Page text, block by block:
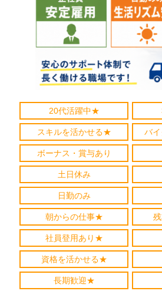
20代活躍中★
スキルを活かせる★ バ
ボーナス・賞与あり
土日休み
日勤のみ
朝からの仕事★
社員登用あり★
資格を活かせる★
長期歓迎★